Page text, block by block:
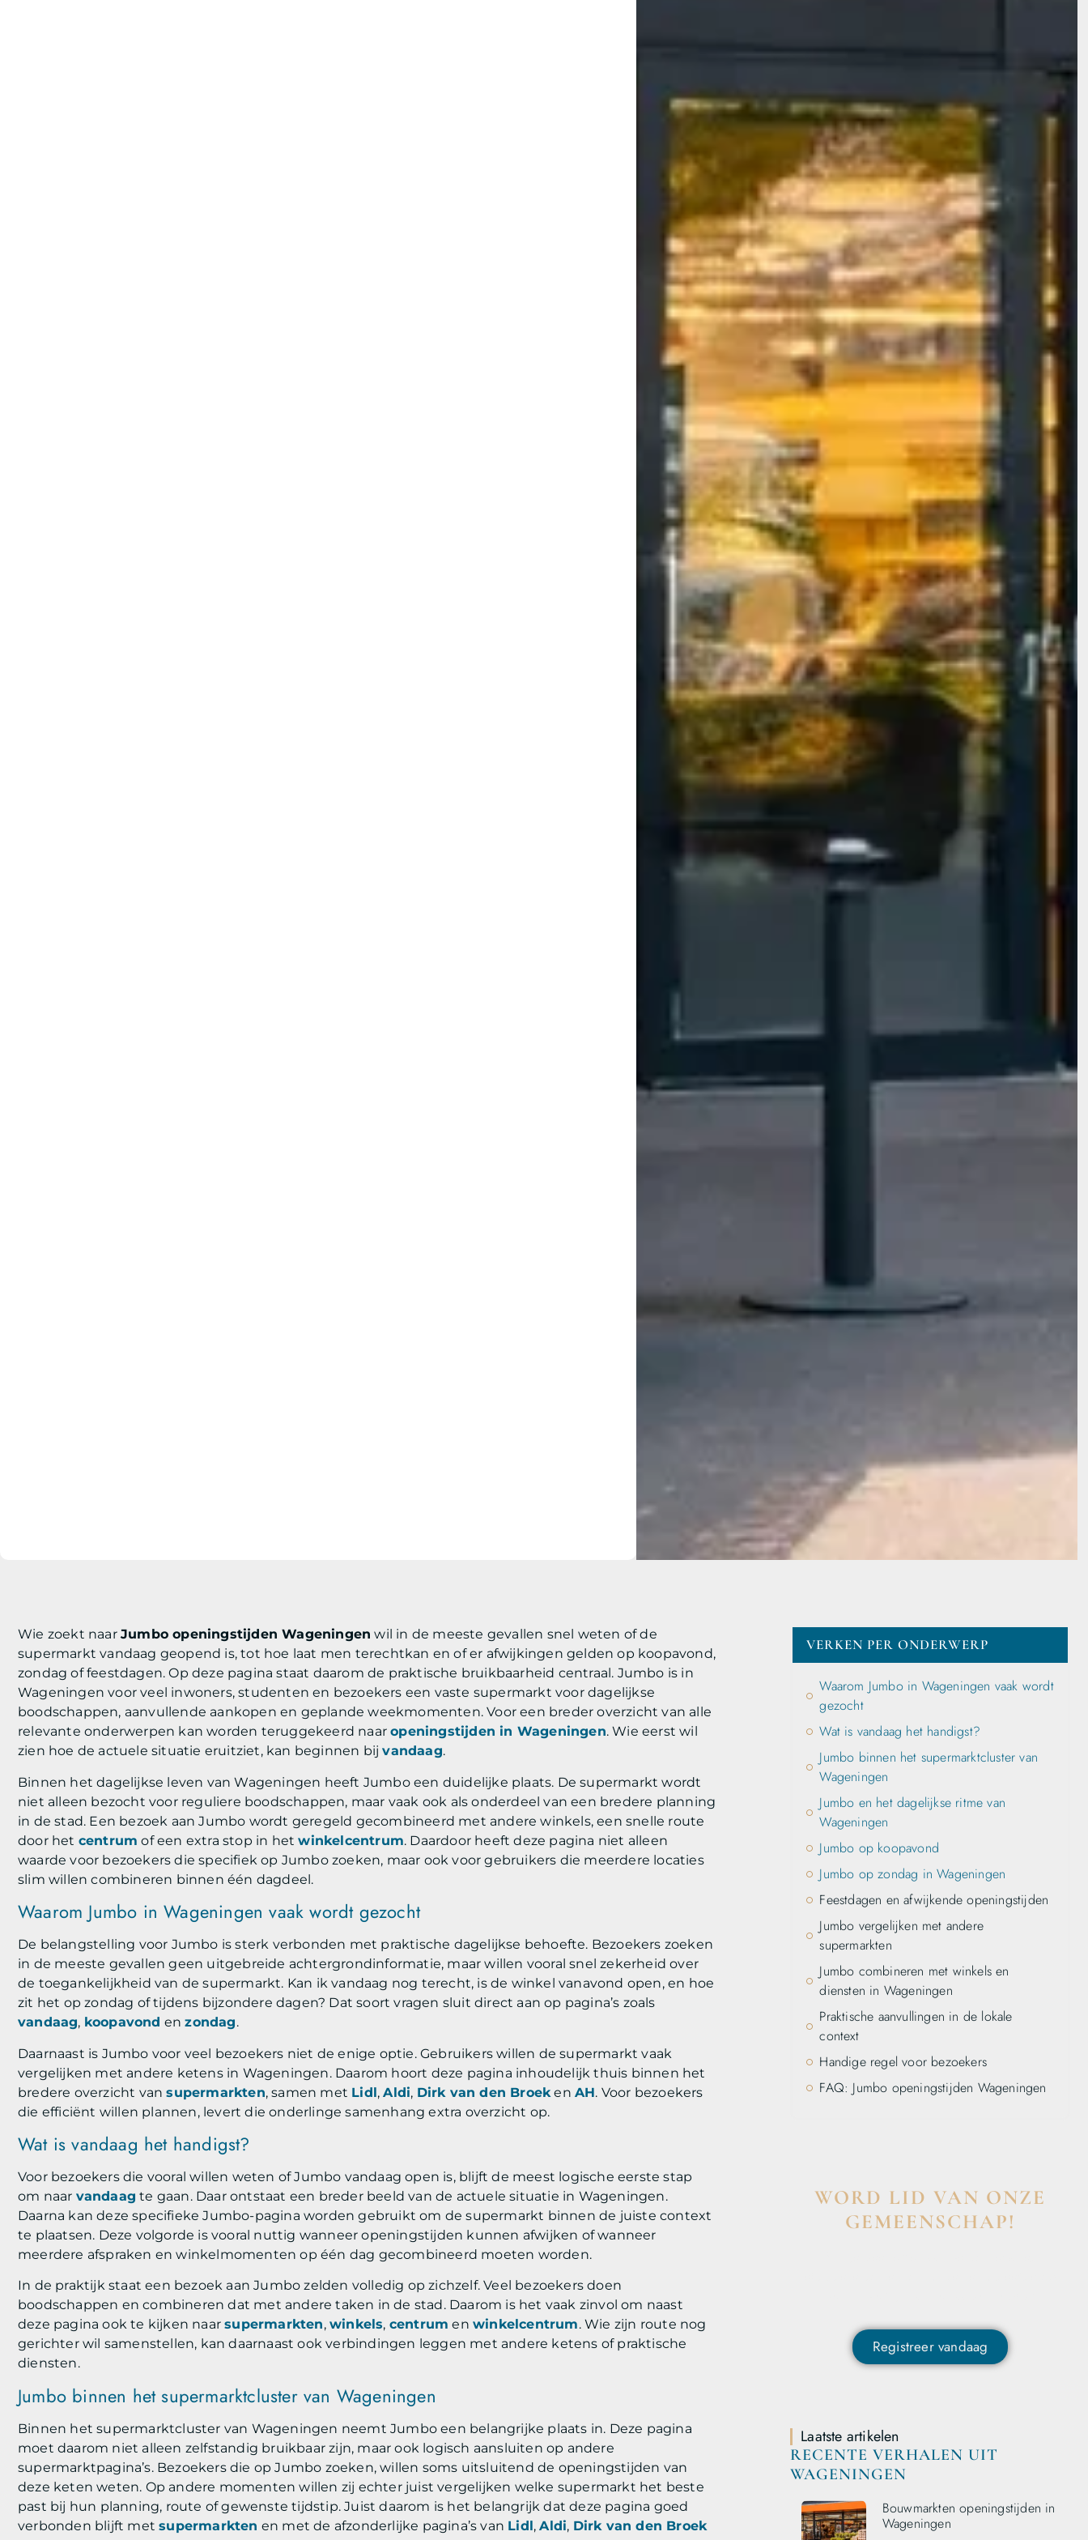
Wie zoekt naar Jumbo openingstijden Wageningen wil in de meeste gevallen snel weten of de
supermarkt vandaag geopend is, tot hoe laat men terechtkan en of er afwijkingen gelden op koopavond,
zondag of feestdagen. Op deze pagina staat daarom de praktische bruikbaarheid centraal. Jumbo is in
Wageningen voor veel inwoners, studenten en bezoekers een vaste supermarkt voor dagelijkse
boodschappen, aanvullende aankopen en geplande weekmomenten. Voor een breder overzicht van alle
relevante onderwerpen kan worden teruggekeerd naaropeningstijden in Wageningen. Wie eerst wil
zien hoe de actuele situatie eruitziet, kan beginnen bijvandaag.
Binnen het dagelijkse leven van Wageningen heeft Jumbo een duidelijke plaats. De supermarkt wordt
niet alleen bezocht voor reguliere boodschappen, maar vaak ook als onderdeel van een bredere planning
in de stad. Een bezoek aan Jumbo wordt geregeld gecombineerd met andere winkels, een snelle route
door het centrum of een extra stop in hetwinkelcentrum. Daardoor heeft deze pagina niet alleen
waarde voor bezoekers die specifiek op Jumbo zoeken, maar ook voor gebruikers die meerdere locaties
slim willen combineren binnen één dagdeel.
Waarom Jumbo in Wageningen vaak wordt gezocht
De belangstelling voor Jumbo is sterk verbonden met praktische dagelijkse behoefte. Bezoekers zoeken
in de meeste gevallen geen uitgebreide achtergrondinformatie, maar willen vooral snel zekerheid over
de toegankelijkheid van de supermarkt. Kan ik vandaag nog terecht, is de winkel vanavond open, en hoe
zit het op zondag of tijdens bijzondere dagen? Dat soort vragen sluit direct aan op pagina’s zoals
vandaag, koopavond enzondag.
Daarnaast is Jumbo voor veel bezoekers niet de enige optie. Gebruikers willen de supermarkt vaak
vergelijken met andere ketens in Wageningen. Daarom hoort deze pagina inhoudelijk thuis binnen het
bredere overzicht vansupermarkten, samen met Lidl,Aldi, Dirk van den Broek enAH. Voor bezoekers
die efficiënt willen plannen, levert die onderlinge samenhang extra overzicht op.
Wat is vandaag het handigst?
Voor bezoekers die vooral willen weten of Jumbo vandaag open is, blijft de meest logische eerste stap
om naar vandaag te gaan. Daar ontstaat een breder beeld van de actuele situatie in Wageningen.
Daarna kan deze specifieke Jumbo-pagina worden gebruikt om de supermarkt binnen de juiste context
te plaatsen. Deze volgorde is vooral nuttig wanneer openingstijden kunnen afwijken of wanneer
meerdere afspraken en winkelmomenten op één dag gecombineerd moeten worden.
In de praktijk staat een bezoek aan Jumbo zelden volledig op zichzelf. Veel bezoekers doen
boodschappen en combineren dat met andere taken in de stad. Daarom is het vaak zinvol om naast
deze pagina ook te kijken naarsupermarkten,winkels, centrum enwinkelcentrum. Wie zijn route nog
gerichter wil samenstellen, kan daarnaast ook verbindingen leggen met andere ketens of praktische
diensten.
Jumbo binnen het supermarktcluster van Wageningen
Binnen het supermarktcluster van Wageningen neemt Jumbo een belangrijke plaats in. Deze pagina
moet daarom niet alleen zelfstandig bruikbaar zijn, maar ook logisch aansluiten op andere
supermarktpagina’s. Bezoekers die op Jumbo zoeken, willen soms uitsluitend de openingstijden van
deze keten weten. Op andere momenten willen zij echter juist vergelijken welke supermarkt het beste
past bij hun planning, route of gewenste tijdstip. Juist daarom is het belangrijk dat deze pagina goed
verbonden blijft metsupermarkten en met de afzonderlijke pagina’s van Lidl,Aldi, Dirk van den Broek
VERKEN PER ONDERWERP
Waarom Jumbo in Wageningen vaak wordt
gezocht
Wat is vandaag het handigst?
Jumbo binnen het supermarktcluster van
Wageningen
Jumbo en het dagelijkse ritme van
Wageningen
Jumbo op koopavond
Jumbo op zondag in Wageningen
Feestdagen en afwijkende openingstijden
Jumbo vergelijken met andere
supermarkten
Jumbo combineren met winkels en
diensten in Wageningen
Praktische aanvullingen in de lokale
context
Handige regel voor bezoekers
FAQ: Jumbo openingstijden Wageningen
WORD LID VAN ONZE
GEMEENSCHAP!
Registreer vandaag
Laatste artikelen
RECENTE VERHALEN UIT
WAGENINGEN
Bouwmarkten openingstijden in
Wageningen